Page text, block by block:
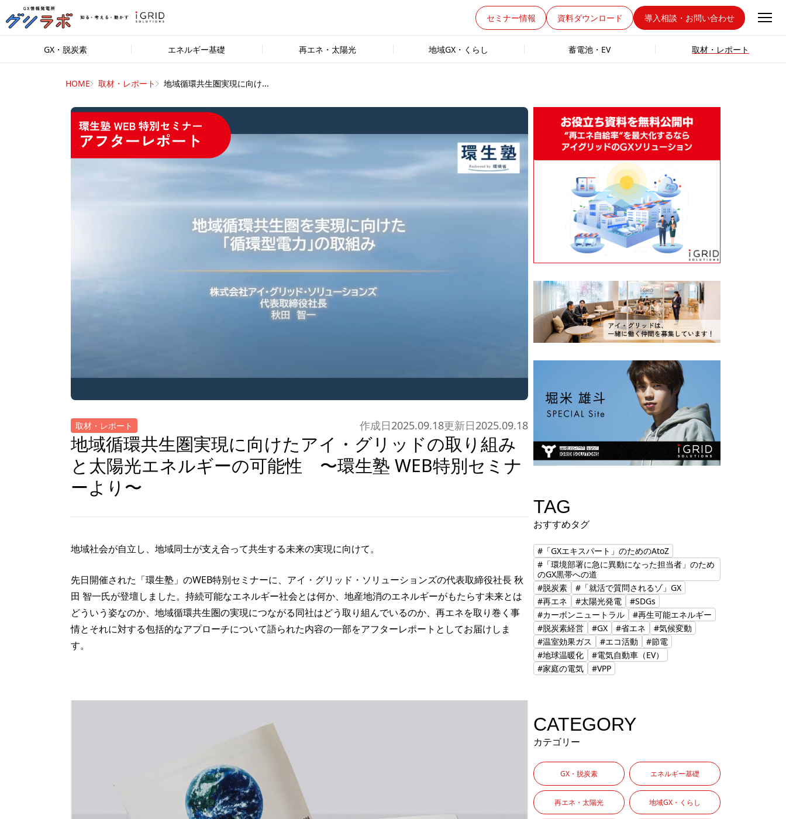
セミナー情報 資料ダウンロード 導入相談・お問い合わせ
GX・脱炭素 エネルギー基礎 再エネ・太陽光 地域GX・くらし 蓄電池・EV 取材・レポート
HOME 取材・レポート 地域循環共生圏実現に向け...
取材・レポート 作成日2025.09.18更新日2025.09.18
地域循環共生圏実現に向けたアイ・グリッドの取り組み
と太陽光エネルギーの可能性 〜環生塾 WEB特別セミナ
ーより〜
地域社会が自立し、地域同士が支え合って共生する未来の実現に向けて。
先日開催された「環生塾」のWEB特別セミナーに、アイ・グリッド・ソリューションズの代表取締役社長 秋
田 智一氏が登壇しました。持続可能なエネルギー社会とは何か、地産地消のエネルギーがもたらす未来とは
どういう姿なのか、地域循環共生圏の実現につながる同社はどう取り組んでいるのか、再エネを取り巻く事
情とそれに対する包括的なアプローチについて語られた内容の一部をアフターレポートとしてお届けしま
す。
TAG
おすすめタグ
#「GXエキスパート」のためのAtoZ
#「環境部署に急に異動になった担当者」のため
のGX黒帯への道
#脱炭素
#「就活で質問されるゾ」GX
#再エネ
#太陽光発電
#SDGs
#カーボンニュートラル
#再生可能エネルギー
#脱炭素経営
#GX #省エネ
#気候変動
#温室効果ガス
#エコ活動
#節電
#地球温暖化
#電気自動車（EV）
#家庭の電気
#VPP
CATEGORY
カテゴリー
GX・脱炭素 エネルギー基礎
再エネ・太陽光 地域GX・くらし